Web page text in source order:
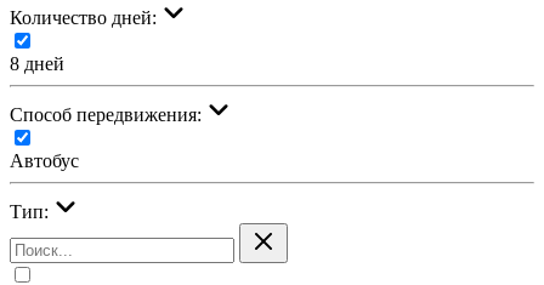
Количество дней:
8 дней
Cпособ передвижения:
Автобус
Тип: